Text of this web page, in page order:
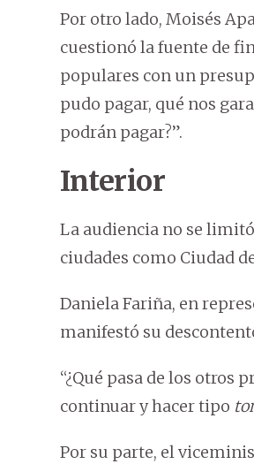
Por otro lado, Moisés
cuestionó la fuente de
populares con un
pudo pagar, qué nos
podrán pagar?”.
Interior
La audiencia no se
ciudades como Ciudad
Daniela Fariña, en
manifestó su
“¿Qué pasa de los otros
continuar y hacer tipo
Por su parte, el